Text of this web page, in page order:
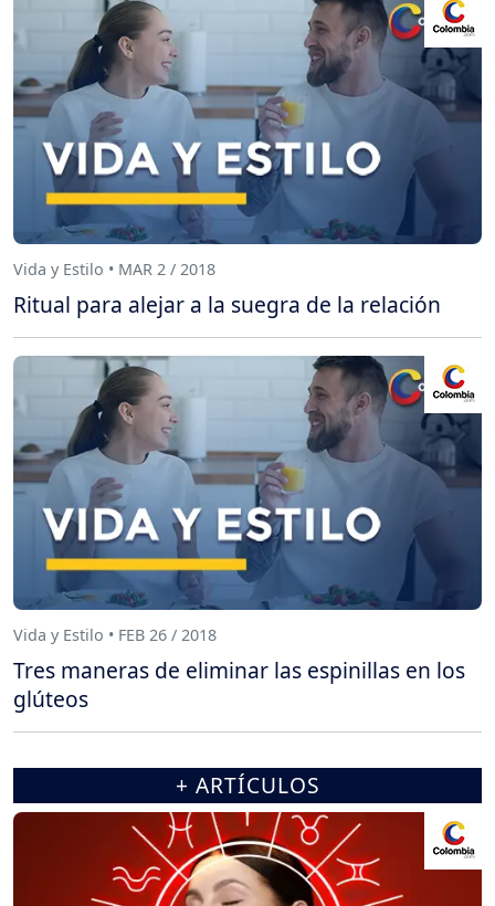
Vida y Estilo • MAR 2 / 2018
Ritual para alejar a la suegra de la relación
Vida y Estilo • FEB 26 / 2018
Tres maneras de eliminar las espinillas en los
glúteos
+ ARTÍCULOS